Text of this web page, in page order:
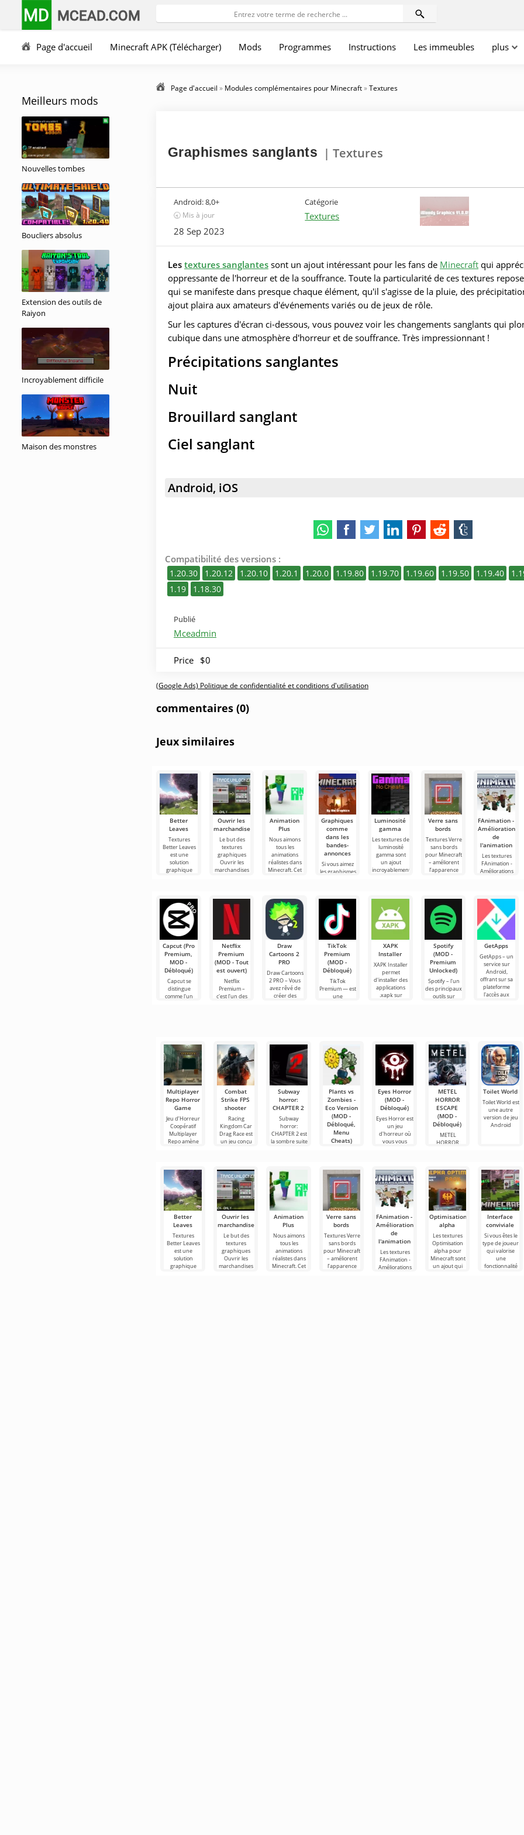
MD MCEAD.COM
Page d'accueil Minecraft APK (Télécharger) Mods Programmes Instructions Les immeubles plus
Meilleurs mods
Nouvelles tombes
Boucliers absolus
Extension des outils de
Raiyon
Incroyablement difficile
Maison des monstres
Page d'accueil » Modules complémentaires pour Minecraft»Textures
Graphismes sanglants | Textures
Android:8,0+
🕣 Mis à jour
28 Sep 2023
Catégorie
Textures
Les textures sanglantes sont un ajout intéressant pour les fans de Minecraft qui
oppressante de l'horreur et de la souffrance. Toute la particularité de ces textures
qui se manifeste dans presque chaque élément, qu'il s'agisse de la pluie, des
ajout plaira aux amateurs d'événements variés ou de jeux de rôle.
Sur les captures d'écran ci-dessous, vous pouvez voir les changements sanglants qui
cubique dans une atmosphère d'horreur et de souffrance. Très impressionnant !
Précipitations sanglantes
Nuit
Brouillard sanglant
Ciel sanglant
Android, iOS
Compatibilité des versions :
1.20.30 1.20.12 1.20.10 1.20.1 1.20.0 1.19.80 1.19.70 1.19.60 1.19.50 1.19.40
1.19
1.18.30
Publié
Mceadmin
Price $0
(Google Ads) Politique de confidentialité et conditions d'utilisation
commentaires (0)
Jeux similaires
Better
Leaves
Textures
Better Leaves
est une
solution
graphique
monde
Ouvrir les
marchandises
Le but des
textures
graphiques
Ouvrir les
marchandises
Animation
Plus
Nous aimons
tous les
animations
réalistes dans
Minecraft. Cet
Graphiques
comme
dans les
bandes-
annonces
Si vous aimez
les graphismes
dans les
bandes-
annonces du
Luminosité
gamma
Les textures de
luminosité
gamma sont
un ajout
incroyablement
Verre sans
bords
Textures Verre
sans bords
pour Minecraft
– améliorent
l’apparence
FAnimation -
Améliorations
de
l'animation
Les textures
FAnimation -
Améliorations
diverses
solutions
Capcut (Pro
Premium,
MOD -
Débloqué)
Capcut se
distingue
comme l'un
Netflix
Premium
(MOD - Tout
est ouvert)
Netflix
Premium –
c'est l'un des
Draw
Cartoons 2
PRO
Draw Cartoons
2 PRO – Vous
avez rêvé de
créer des
TikTok
Premium
(MOD -
Débloqué)
TikTok
Premium — est
une
XAPK
Installer
XAPK Installer
permet
d'installer des
applications
.xapk sur
Spotify
(MOD -
Premium
Unlocked)
Spotify – l'un
des principaux
outils sur
GetApps
GetApps – un
service sur
Android,
offrant sur sa
plateforme
l'accès aux
Multiplayer
Repo Horror
Game
Jeu d’Horreur
Coopératif
Multiplayer
Repo amène
Combat
Strike FPS
shooter
Racing
Kingdom Car
Drag Race est
un jeu conçu
Subway
horror:
CHAPTER 2
Subway
horror:
CHAPTER 2 est
la sombre suite
Plants vs
Zombies -
Eco Version
(MOD -
Débloqué,
Menu
Cheats)
nouvelle
Eyes Horror
(MOD -
Débloqué)
Eyes Horror est
un jeu
d'horreur où
vous vous
METEL
HORROR
ESCAPE
(MOD -
Débloqué)
METEL
HORROR
Toilet World
Toilet World est
une autre
version de jeu
Android
Better
Leaves
Textures
Better Leaves
est une
solution
graphique
Ouvrir les
marchandises
Le but des
textures
graphiques
Ouvrir les
marchandises
Animation
Plus
Nous aimons
tous les
animations
réalistes dans
Minecraft. Cet
Verre sans
bords
Textures Verre
sans bords
pour Minecraft
– améliorent
l’apparence
FAnimation -
Améliorations
de
l'animation
Les textures
FAnimation -
Améliorations
Optimisation
alpha
Les textures
Optimisation
alpha pour
Minecraft sont
un ajout qui
Interface
conviviale
Si vous êtes le
type de joueur
qui valorise
une
fonctionnalité